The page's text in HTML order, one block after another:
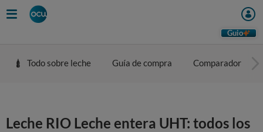
Guio
Todo sobre leche Guía de compra Comparador
Leche RIO Leche entera UHT: todos los